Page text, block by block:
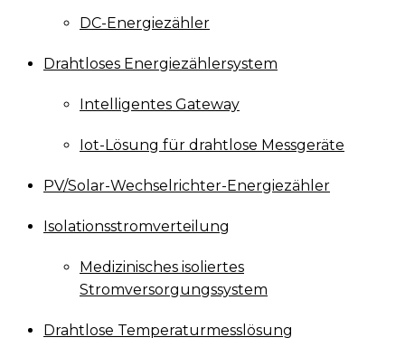
DC-Energiezähler
Drahtloses Energiezählersystem
Intelligentes Gateway
Iot-Lösung für drahtlose Messgeräte
PV/Solar-Wechselrichter-Energiezähler
Isolationsstromverteilung
Medizinisches isoliertes
Stromversorgungssystem
Drahtlose Temperaturmesslösung